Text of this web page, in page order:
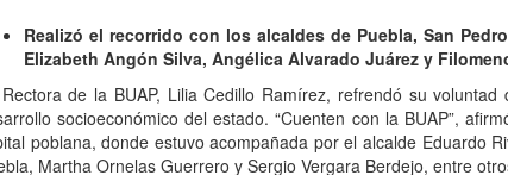
Realizó el recorrido con los alcaldes de Puebla, San
Elizabeth Angón Silva, Angélica Alvarado Juárez y
de la BUAP, Lilia Cedillo Ramírez, refrendó su
socioeconómico del estado. “Cuenten con la BUAP”,
poblana, donde estuvo acompañada por el alcalde Eduardo
Martha Ornelas Guerrero y Sergio Vergara Berdejo, entre